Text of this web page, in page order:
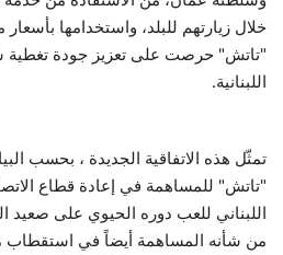
خلال زيارتهم للبلد، واستخدامها
"تاتش" حرصت على تعزيز جودة تغطية
اللبنانية.
تمثّل هذه الاتفاقية الجديدة ، بحسب
"تاتش" للمساهمة في إعادة قطاع
اللبناني للعب دوره الحيوي على صعيد
من شأنه المساهمة أيضاً في استقطاب